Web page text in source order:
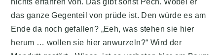
nichts erfahren von. Das gibt sonst Pech. Wobei er
das ganze Gegenteil von prüde ist. Den würde es am
Ende da noch gefallen? „Eeh, was stehen sie hier
herum … wollen sie hier anwurzeln?“ Wird der